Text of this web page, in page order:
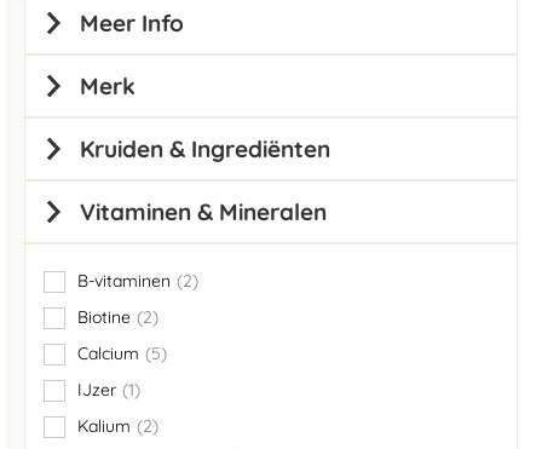
Meer Info
Merk
Kruiden & Ingrediënten
Vitaminen & Mineralen
B-vitaminen 2
items
Biotine
2
items
Calcium
5
items
IJzer 1
item
Kalium
2
items